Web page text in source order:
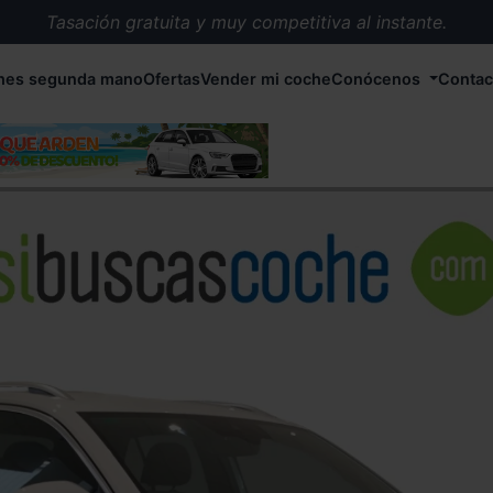
Tasación gratuita y muy competitiva al instante.
Más de 5.000 conductores satisfechos.
Buscamos el coche que tu quieras.
Recogemos tu coche en cualquier parte de España.
Compramos tu coche. Pago inmediato.
segunda manoOfertasVender mi cocheConócenos